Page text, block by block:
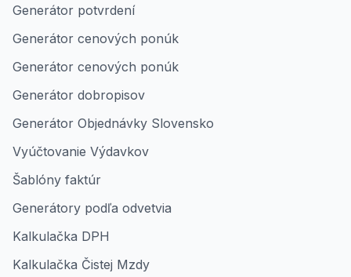
Generátor potvrdení
Generátor cenových ponúk
Generátor cenových ponúk
Generátor dobropisov
Generátor Objednávky Slovensko
Vyúčtovanie Výdavkov
Šablóny faktúr
Generátory podľa odvetvia
Kalkulačka DPH
Kalkulačka Čistej Mzdy